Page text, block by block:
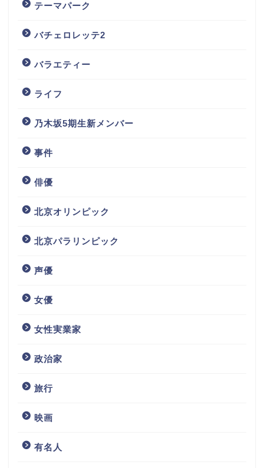
テーマパーク
バチェロレッテ2
バラエティー
ライフ
乃木坂5期生新メンバー
事件
俳優
北京オリンピック
北京パラリンピック
声優
女優
女性実業家
政治家
旅行
映画
有名人